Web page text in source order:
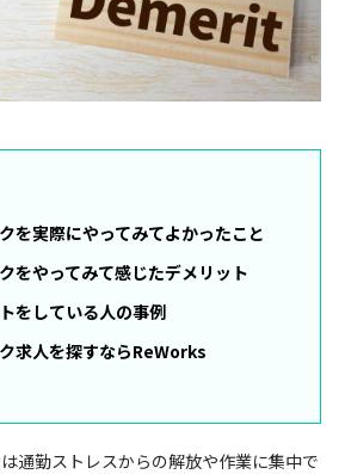
を実際にやってみてよかったこと
をやってみて感じたデメリット
をしている人の事例
求人を探すならReWorks
通勤ストレスからの解放や作業に集中で